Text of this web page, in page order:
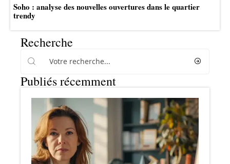
Soho : analyse des nouvelles ouvertures dans le quartier
trendy
Recherche
Publiés récemment